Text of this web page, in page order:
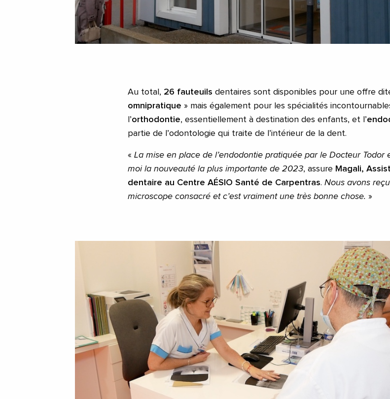
Au total, 26 fauteuils dentaires sont disponibles pour une offre
omnipratique » mais également pour les spécialités
l’orthodontie, essentiellement à destination des enfants, et l’
partie de l’odontologie qui traite de l’intérieur de la dent.
« La mise en place de l’endodontie pratiquée par le Docteur Todor
moi la nouveauté la plus importante de 2023, assure Magali,
dentaire au Centre AÉSIO Santé de Carpentras. Nous avons
microscope consacré et c’est vraiment une très bonne chose. »